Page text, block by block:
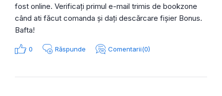
fost online. Verificați primul e-mail trimis de bookzone
când ati făcut comanda și dați descărcare fișier Bonus.
Bafta!
0 Răspunde Comentarii(0)